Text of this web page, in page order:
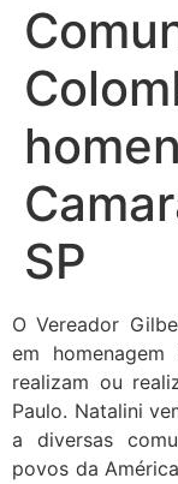
SP
O Vereador
em
realizam ou
Paulo. Natalini
a diversas
povos da